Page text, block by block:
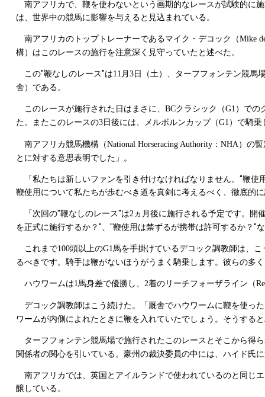
南アフリカで、鞭を使わないという画期的なレースが試験的に
は、世界中の競馬に影響を与えると見込まれている。
南アフリカのトップトレーナーであるマイク・デコック（Mike
構）はこのレースの施行を注意深く見守っていたと述べた。
この"鞭なしのレース"は11 月 3日（土）、ターフフォンテン競馬場
舎）である。
このレースが施行された日はまさに、 BCクラシック（G1 ）での
た。またこのレースの3日後には、メルボルンカップ（G1 ）で騎乗
南アフリカ競馬機構（National Horseracing Authority： NHA）の暫
とに対する意思表明でした」。
「私たちは新しいファンを引き付けなければなりません。"鞭使
鞭使用について私たちが歩むべき道を真剣に考えるべく、徹底的
「次回の"鞭なしのレース"は2 ヵ月後に施行される予定です。開
を正式に施行するか？"、"鞭使用は禁ずるが携帯は許可するか？"な
これまで100頭以上のG1馬を手掛けているデコック調教師は、
るべきです。騎手は鞭がないほうがうまく騎乗します。彼らの多
ハウワームは1馬身差で優勝し、 2着のリーチフォーザライン（
デコック調教師はこう続けた。「厩舎でハウワームに鞭を使っ
ワームが内側によれたときに鞭を入れていたでしょう。そうする
ターフフォンテン競馬場で施行されたこのレースとそこから得ら
関係者の関心を引いている。豪州の裁決委員の中には、ハイド氏
南アフリカでは、英国とアイルランドで使われているのと同じ
醸している。